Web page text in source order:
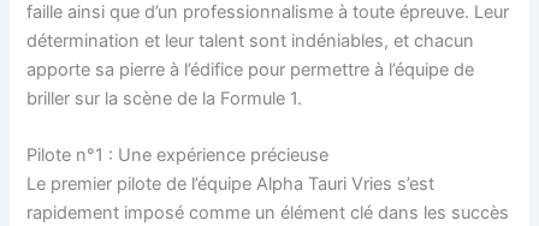
faille ainsi que d’un professionnalisme à toute épreuve. Leur
détermination et leur talent sont indéniables, et chacun
apporte sa pierre à l’édifice pour permettre à l’équipe de
briller sur la scène de la Formule 1.
Pilote n°1 : Une expérience précieuse
Le premier pilote de l’équipe Alpha Tauri Vries s’est
rapidement imposé comme un élément clé dans les succès